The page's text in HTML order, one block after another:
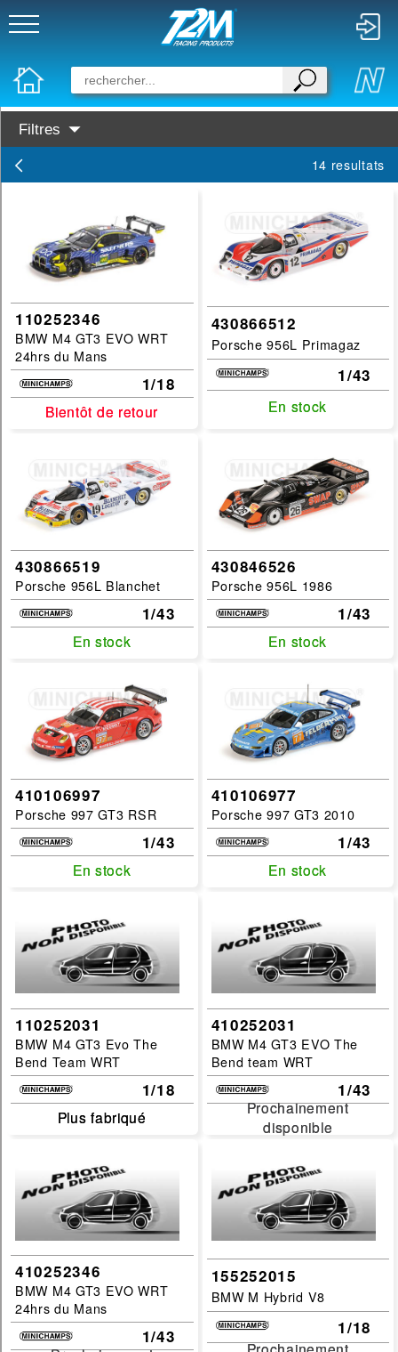
Filtres
Prochainement dispo
Marques :
Categories :
24h-le-mans
Echelles :
1/18
14 resultats
110252346
BMW M4 GT3 EVO WRT
24hrs du Mans
1/18
Bientôt de retour
Bientôt de retour
430866512
Porsche 956L Primagaz
1/43
En stock
En stock
430866519
Porsche 956L Blanchet
1/43
En stock
En stock
430846526
Porsche 956L 1986
1/43
En stock
En stock
410106997
Porsche 997 GT3 RSR
1/43
En stock
En stock
410106977
Porsche 997 GT3 2010
1/43
En stock
En stock
110252031
BMW M4 GT3 Evo The
Bend Team WRT
1/18
Plus fabriqué
Plus fabriqué
410252031
BMW M4 GT3 EVO The
Bend team WRT
1/43
Prochainement
disponible
Prochainement
disponible
410252346
BMW M4 GT3 EVO WRT
24hrs du Mans
1/43
155252015
BMW M Hybrid V8
1/18